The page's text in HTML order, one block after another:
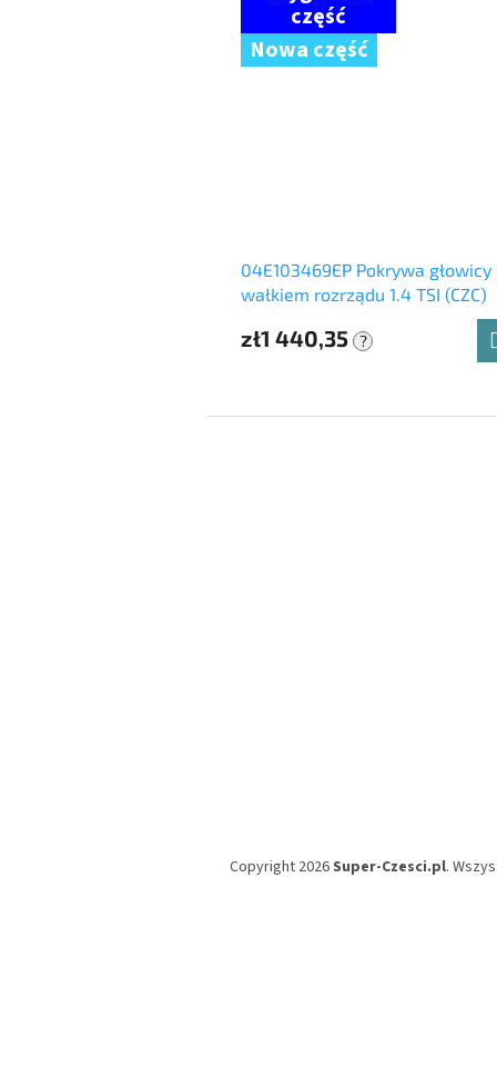
Nowa część
04E103469EP Pokrywa
wałkiem rozrządu 1.4 TSI (CZC)
zł1 440,35 ?
Copyright 2026Super-Czesci.pl.